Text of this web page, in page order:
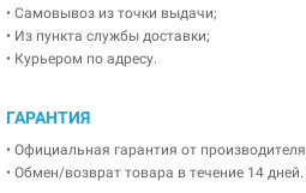
• Самовывоз из точки выдачи;
• Из пункта службы доставки;
• Курьером по адресу.
ГАРАНТИЯ
• Официальная гарантия от
• Обмен/возврат товара в течение 14 дней.